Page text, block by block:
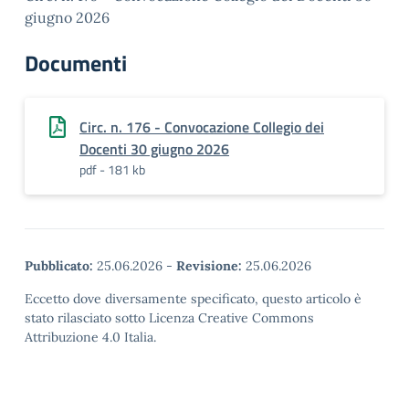
giugno 2026
Documenti
Circ. n. 176 - Convocazione Collegio dei
Docenti 30 giugno 2026
pdf - 181 kb
Pubblicato: 25.06.2026 - Revisione: 25.06.2026
Eccetto dove diversamente specificato, questo articolo è
stato rilasciato sotto Licenza Creative Commons
Attribuzione 4.0 Italia.